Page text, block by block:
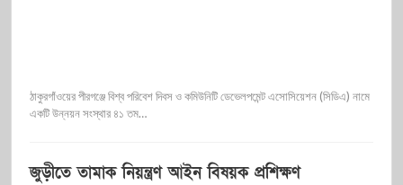
ঠাকুরগাঁওয়ের পীরগঞ্জে বিশ্ব পরিবেশ দিবস ও কমিউনিটি ডেভেলপমেন্ট এসোসিয়েশন (সিডিএ) নামে
একটি উন্নয়ন সংস্থার ৪১ তম…
জুড়ীতে তামাক নিয়ন্ত্রণ আইন বিষয়ক প্রশিক্ষণ